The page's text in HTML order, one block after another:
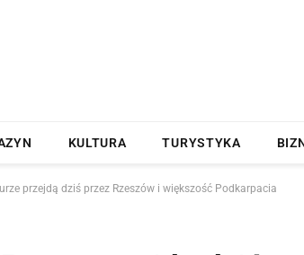
KULTURA TURYSTYKA
przejdą dziś przez Rzeszów i większość Podkarpacia